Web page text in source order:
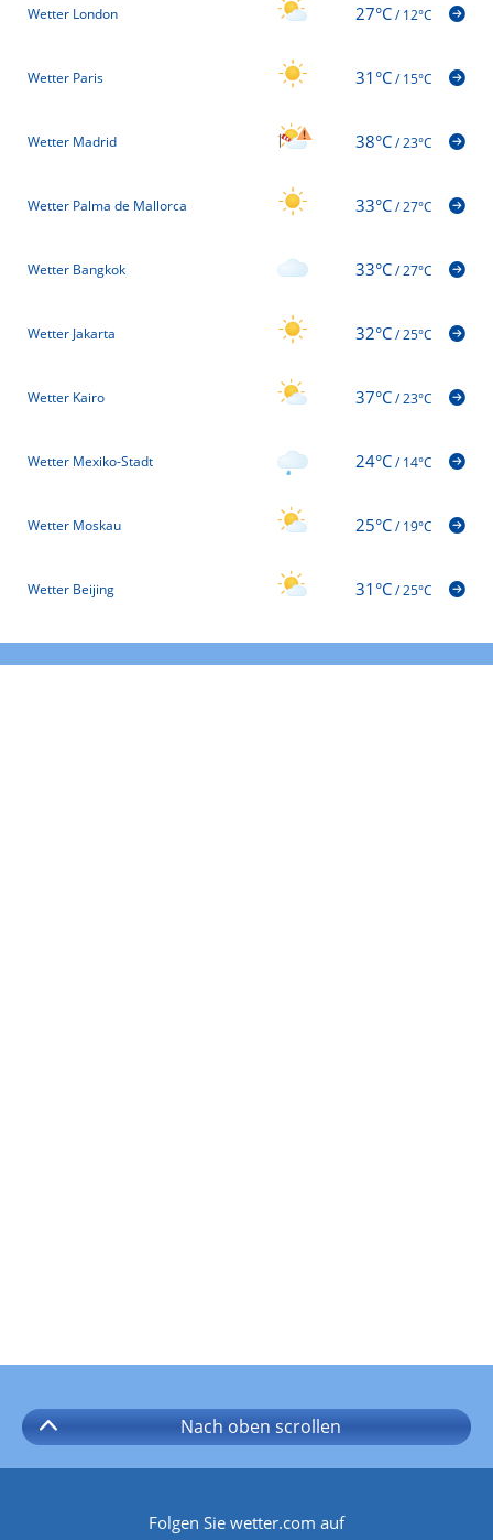
Wetter London 27°C/12°C
Wetter Paris 31°C/15°C
Wetter Madrid 38°C/23°C
Wetter Palma de Mallorca 33°C/27°C
Wetter Bangkok 33°C/27°C
Wetter Jakarta 32°C/25°C
Wetter Kairo 37°C/23°C
Wetter Mexiko-Stadt 24°C/14°C
Wetter Moskau 25°C/19°C
Wetter Beijing 31°C/25°C
Nach oben scrollen
Folgen Sie wetter.com auf